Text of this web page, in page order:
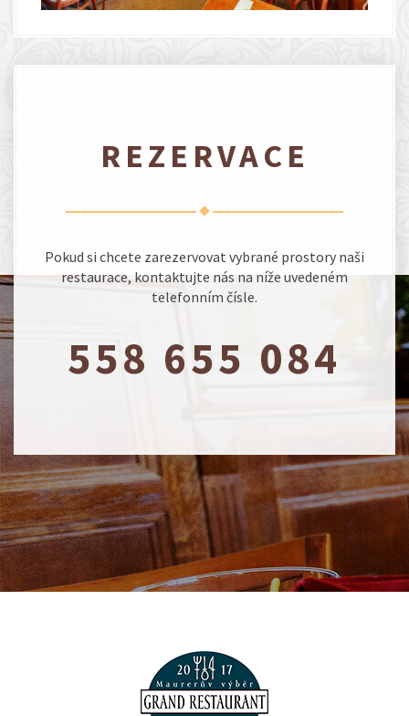
REZERVACE
Pokud si chcete zarezervovat vybrané prostory naši
restaurace, kontaktujte nás na níže uvedeném
telefonním čísle.
558 655 084